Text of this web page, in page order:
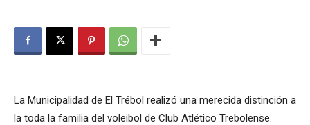
La Municipalidad de El Trébol realizó una merecida distinción a
la toda la familia del voleibol de Club Atlético Trebolense.